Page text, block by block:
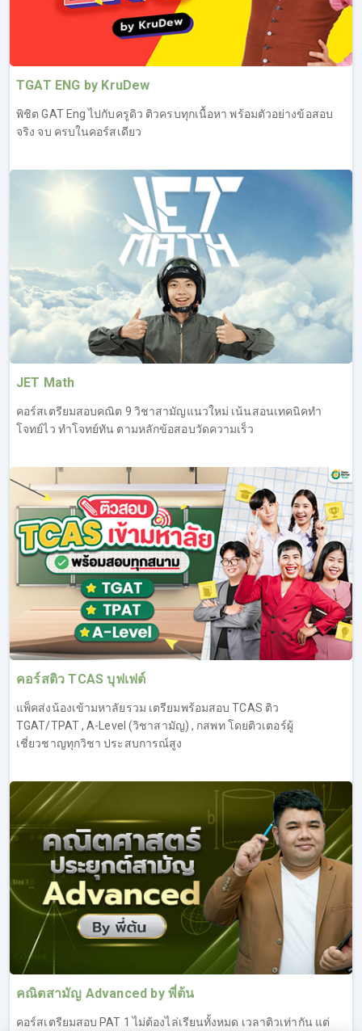
TGAT ENG by KruDew
พิชิต GAT Eng ไปกับครูดิว ติวครบทุกเนื้อหา พร้อมตัวอย่างข้อสอบ
จริง จบ ครบในคอร์สเดียว
JET Math
คอร์สเตรียมสอบคณิต 9 วิชาสามัญแนวใหม่ เน้นสอนเทคนิคทำ
โจทย์ไว ทำโจทย์ทัน ตามหลักข้อสอบวัดความเร็ว
คอร์สติว TCAS บุฟเฟต์
แพ็คส่งน้องเข้ามหาลัยรวม เตรียมพร้อมสอบ TCAS ติว
TGAT/TPAT , A-Level (วิชาสามัญ) , กสพท โดยติวเตอร์ผู้
เชี่ยวชาญทุกวิชา ประสบการณ์สูง
คณิตสามัญ Advanced by พี่ต้น
คอร์สเตรียมสอบ PAT 1 ไม่ต้องไล่เรียนทั้งหมด เวลาติวเท่ากัน แต่